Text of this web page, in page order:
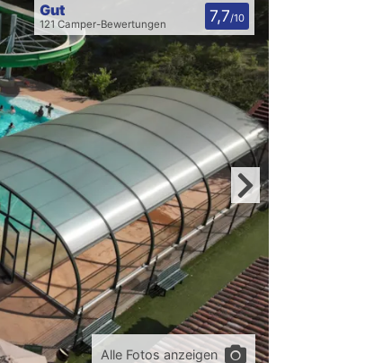
Alle Fotos anzeigen
Gut
121 Camper-Bewertungen 7,7/10